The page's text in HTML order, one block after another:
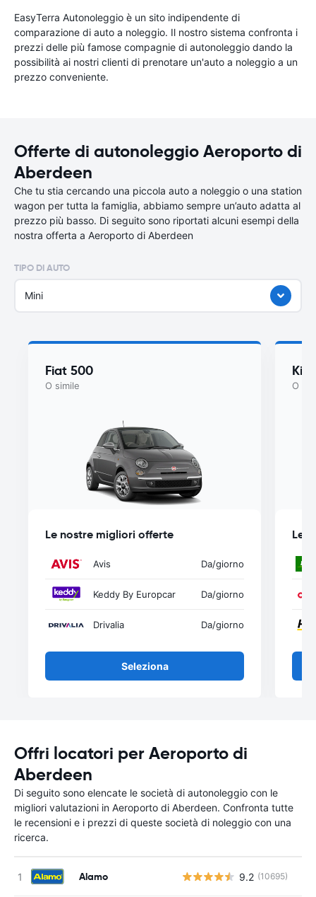
EasyTerra Autonoleggio è un sito indipendente di
comparazione di auto a noleggio. Il nostro sistema confronta i
prezzi delle più famose compagnie di autonoleggio dando la
possibilità ai nostri clienti di prenotare un'auto a noleggio a un
prezzo conveniente.
Offerte di autonoleggio Aeroporto di
Aberdeen
Che tu stia cercando una piccola auto a noleggio o una station
wagon per tutta la famiglia, abbiamo sempre un’auto adatta al
prezzo più basso. Di seguito sono riportati alcuni esempi della
nostra offerta a Aeroporto di Aberdeen
TIPO DI AUTO
Mini
Fiat 500
O simile
Le nostre migliori offerte
Avis Da/giorno
Keddy By Europcar Da/giorno
Drivalia Da/giorno
Seleziona
Kia
O
Le
Offri locatori per Aeroporto di
Aberdeen
Di seguito sono elencate le società di autonoleggio con le
migliori valutazioni in Aeroporto di Aberdeen. Confronta tutte
le recensioni e i prezzi di queste società di noleggio con una
ricerca.
Alamo 9.2 (10695)